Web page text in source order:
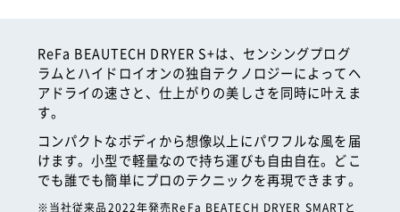
ReFa BEAUTECH DRYER S+は、センシングプログ
ラムとハイドロイオンの独自テクノロジーによってヘ
アドライの速さと、仕上がりの美しさを同時に叶えま
す。
コンパクトなボディから想像以上にパワフルな風を届
けます。小型で軽量なので持ち運びも自由自在。どこ
でも誰でも簡単にプロのテクニックを再現できます。
※当社従来品2022年発売ReFa BEATECH DRYER SMARTと